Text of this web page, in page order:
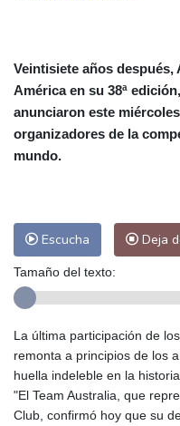
Veintisiete años después,
América en su 38ª
anunciaron este
organizadores de la
mundo.
Escucha Deja
Tamaño del texto:
La última participación de
remonta a principios de los
huella indeleble en la
"El Team Australia, que
Club, confirmó hoy que su